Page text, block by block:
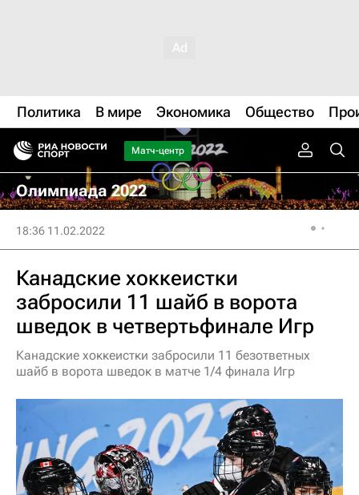
Политика В мире Экономика Общество
Матч-центр
Олимпиада 2022
18:36 11.02.2022
Канадские хоккеистки
забросили 11 шайб в ворота
шведок в четвертьфинале Игр
Канадские хоккеистки забросили 11 безответных
шайб в ворота шведок в матче 1/4 финала Игр